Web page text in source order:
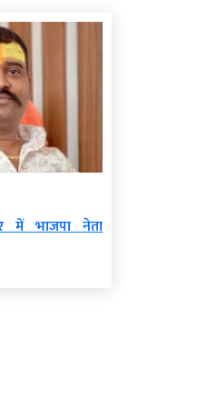
में भाजपा नेता